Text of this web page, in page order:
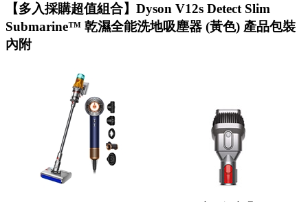
【多入採購超值組合】Dyson V12s Detect Slim
Submarine™ 乾濕全能洗地吸塵器 (黃色) 產品包裝
內附